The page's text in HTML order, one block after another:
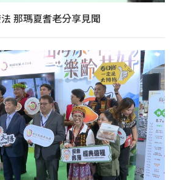
那瑪夏耆老分享見聞